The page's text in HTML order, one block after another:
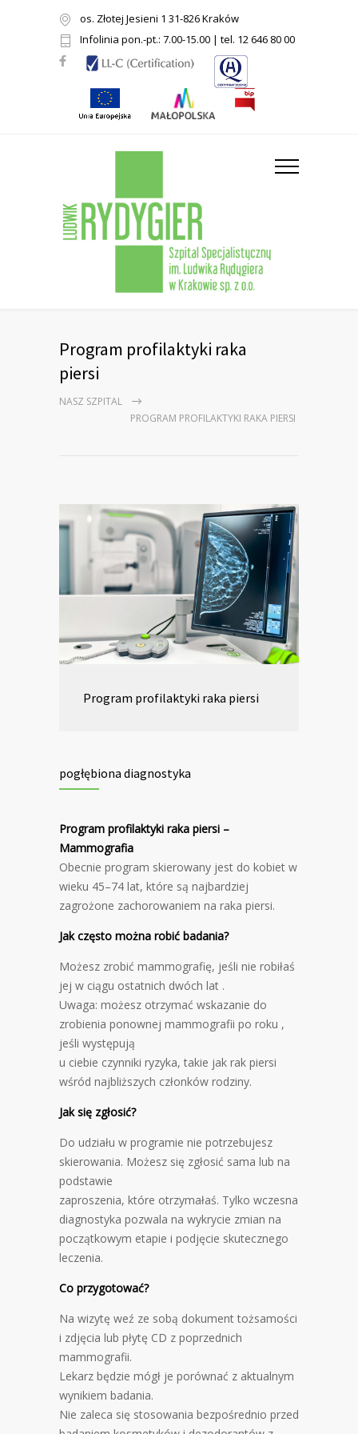
os. Złotej Jesieni 1 31-826 Kraków
Infolinia pon.-pt.: 7.00-15.00 | tel. 12 646 80 00
Program profilaktyki raka
piersi
NASZ SZPITAL
PROGRAM PROFILAKTYKI RAKA PIERSI
Program profilaktyki raka piersi
pogłębiona diagnostyka
Program profilaktyki raka piersi –
Mammografia
Obecnie program skierowany jest do kobiet w
wieku 45–74 lat, które są najbardziej
zagrożone zachorowaniem na raka piersi.
Jak często można robić badania?
Możesz zrobić mammografię, jeśli nie robiłaś
jej w ciągu ostatnich dwóch lat .
Uwaga: możesz otrzymać wskazanie do
zrobienia ponownej mammografii po roku ,
jeśli występują
u ciebie czynniki ryzyka, takie jak rak piersi
wśród najbliższych członków rodziny.
Jak się zgłosić?
Do udziału w programie nie potrzebujesz
skierowania. Możesz się zgłosić sama lub na
podstawie
zaproszenia, które otrzymałaś. Tylko wczesna
diagnostyka pozwala na wykrycie zmian na
początkowym etapie i podjęcie skutecznego
leczenia.
Co przygotować?
Na wizytę weź ze sobą dokument tożsamości
i zdjęcia lub płytę CD z poprzednich
mammografii.
Lekarz będzie mógł je porównać z aktualnym
wynikiem badania.
Nie zaleca się stosowania bezpośrednio przed